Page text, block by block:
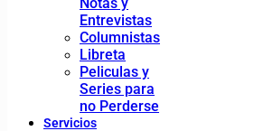
Entrevistas
Columnistas
Libreta
Peliculas y
Series para
no Perderse
Servicios